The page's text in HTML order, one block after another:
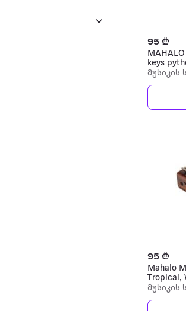
95 ₾
MAHALO
keys
მუსიკის
95 ₾
Mahalo
Tropical,
And
მუსიკის